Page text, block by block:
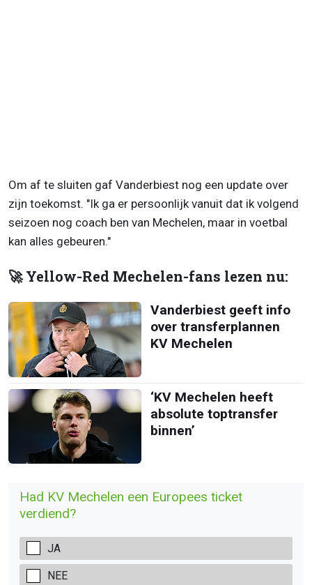
Om af te sluiten gaf Vanderbiest nog een update over
zijn toekomst. "Ik ga er persoonlijk vanuit dat ik volgend
seizoen nog coach ben van Mechelen, maar in voetbal
kan alles gebeuren."
🚀 Yellow-Red Mechelen-fans lezen nu:
Vanderbiest geeft info
over transferplannen
KV Mechelen
‘KV Mechelen heeft
absolute toptransfer
binnen’
Had KV Mechelen een Europees ticket
verdiend?
JA
NEE